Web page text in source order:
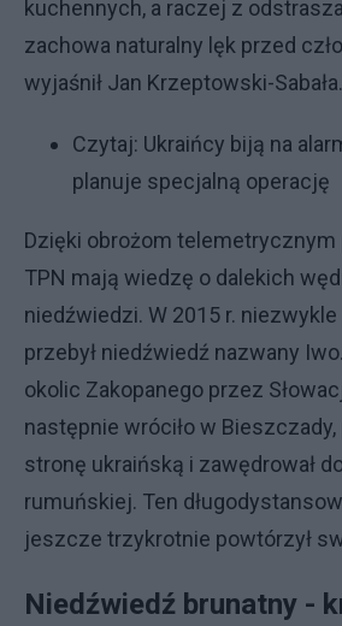
kuchennych, a raczej z
zachowa naturalny lęk przed
wyjaśnił Jan Krzeptowski-Sabała.
Czytaj: Ukraińcy biją na
planuje specjalną operację
Dzięki obrożom
TPN mają wiedzę o dalekich
niedźwiedzi. W 2015 r.
przebył niedźwiedź nazwany
okolic Zakopanego przez
następnie wróciło w Bieszczady,
stronę ukraińską i zawędrował
rumuńskiej. Ten
jeszcze trzykrotnie powtórzył
Niedźwiedź brunatny -